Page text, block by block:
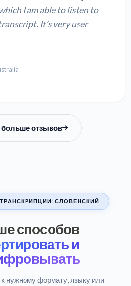
I am able to listen to
It’s very user
больше отзывов
СЛОВЕНСКИЙ
способов
и
нужному формату, языку или